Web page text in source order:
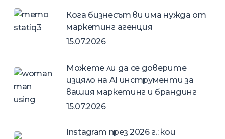
Кога бизнесът ви има нужда от
маркетинг агенция
15.07.2026
Можете ли да се доверите
изцяло на AI инструменти за
вашия маркетинг и брандинг
15.07.2026
Instagram през 2026 г.: кои